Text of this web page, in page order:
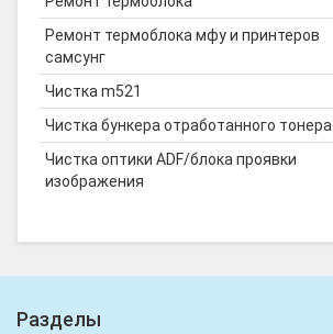
Ремонт термоблока мфу и принтеров
самсунг
Чистка m521
Чистка бункера отработанного тонера
Чистка оптики ADF/блока проявки
изображения
Разделы